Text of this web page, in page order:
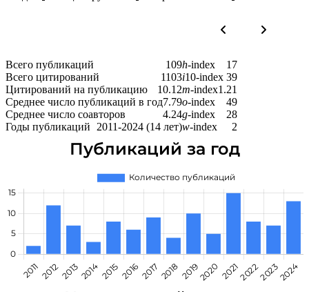
Всего публикаций
109
Всего цитирований
1103
Цитирований на публикацию
10.12
Среднее число публикаций в год7.79
Среднее число соавторов
4.24
Годы публикаций
2011-2024 (14 лет)
h-index
17
i10-index 39
m-index1.21
o-index
49
g-index
28
w-index 2